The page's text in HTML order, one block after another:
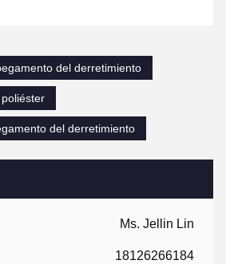
Ms. Jellin Lin
18126266184
del derretimiento
del derretimiento